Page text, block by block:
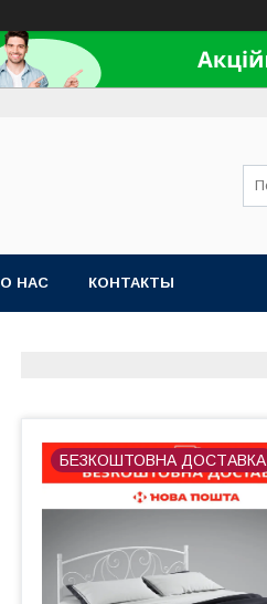
О НАС КОНТАКТЫ
БЕЗКОШТОВНА ДОСТАВКА